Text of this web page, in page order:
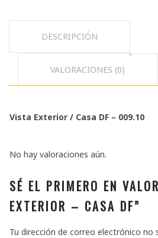
DESCRIPCIÓN
VALORACIONES (0)
Vista Exterior / Casa DF – 009.10
No hay valoraciones aún.
SÉ EL PRIMERO EN
EXTERIOR – CASA DF”
Tu dirección de correo electrónico no